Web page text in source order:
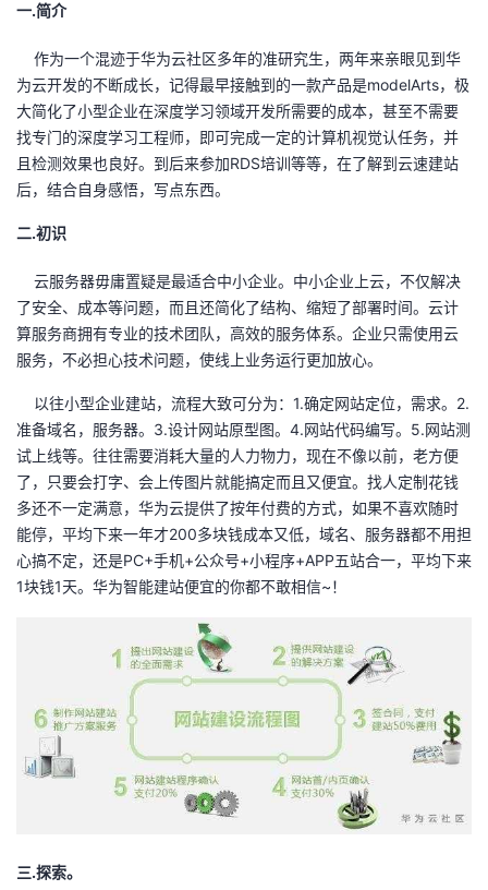
发
者
我
的
博
客
我
的
论
坛
我
的
圈
子
我
的
直
播
我
的
活
动
我
的
关
我
的
者
学
我
我
支
持
的
我
一.简介
作为一个混迹于华为云社区多年的准研究生，两年来亲眼见到华
为云开发的不断成长，记得最早接触到的一款产品是modelArts，极
大简化了小型企业在深度学习领域开发所需要的成本，甚至不需要
找专门的深度学习工程师，即可完成一定的计算机视觉认任务，并
且检测效果也良好。到后来参加RDS培训等等，在了解到云速建站
后，结合自身感悟，写点东西。
二.初识
云服务器毋庸置疑是最适合中小企业。中小企业上云，不仅解决
了安全、成本等问题，而且还简化了结构、缩短了部署时间。云计
算服务商拥有专业的技术团队，高效的服务体系。企业只需使用云
服务，不必担心技术问题，使线上业务运行更加放心。
以往小型企业建站，流程大致可分为：1.确定网站定位，需求。2.
准备域名，服务器。3.设计网站原型图。4.网站代码编写。5.网站测
试上线等。往往需要消耗大量的人力物力，现在不像以前，老方便
了，只要会打字、会上传图片就能搞定而且又便宜。找人定制花钱
多还不一定满意，华为云提供了按年付费的方式，如果不喜欢随时
能停，平均下来一年才200多块钱成本又低，域名、服务器都不用担
心搞不定，还是PC+手机+公众号+小程序+APP五站合一，平均下来
1块钱1天。华为智能建站便宜的你都不敢相信~！
三.探索。